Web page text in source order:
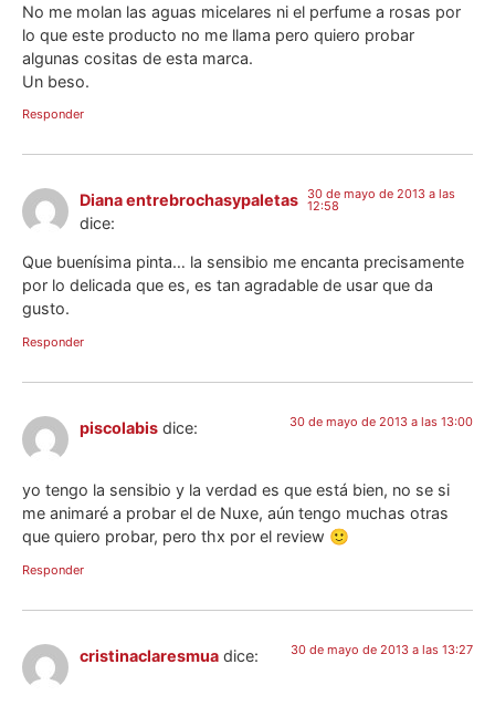
No me molan las aguas micelares ni el perfume a rosas por
lo que este producto no me llama pero quiero probar
algunas cositas de esta marca.
Un beso.
Responder
Diana entrebrochasypaletas
dice:
30 de mayo de 2013 a las
12:58
Que buenísima pinta… la sensibio me encanta precisamente
por lo delicada que es, es tan agradable de usar que da
gusto.
Responder
piscolabis dice: 30 de mayo de 2013 a las 13:00
yo tengo la sensibio y la verdad es que está bien, no se si
me animaré a probar el de Nuxe, aún tengo muchas otras
que quiero probar, pero thx por el review 🙂
Responder
cristinaclaresmua dice: 30 de mayo de 2013 a las 13:27